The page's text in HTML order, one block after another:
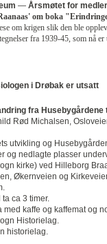
— Årsmøtet for
om boka
om krigen slik den ble
fra 1939-45, som nå
i Drøbak er utsatt
fra Husebygårdene
Rød Michalsen,
utvikling og
og nedlagte plasser
kirke) ved Hilleborg
Økernveien og
ca 3 timer.
kaffe og kaffemat og
Historielag.
historielag.